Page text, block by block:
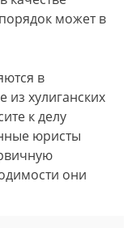
может в
в
из хулиганских
к делу
юристы
они